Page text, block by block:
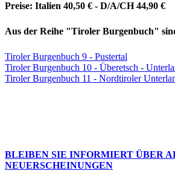
Preise: Italien 40,50 € - D/A/CH 44,90 €
Aus der Reihe "Tiroler Burgenbuch"
Tiroler Burgenbuch 9 - Pustertal
Tiroler Burgenbuch 10 - Überetsch -
Tiroler Burgenbuch 11 - Nordtiroler
BLEIBEN SIE INFORMIERT ÜBER
NEUERSCHEINUNGEN